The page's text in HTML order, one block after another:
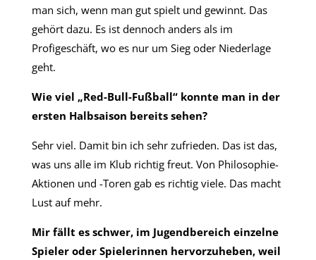
man sich, wenn man gut spielt und gewinnt. Das
gehört dazu. Es ist dennoch anders als im
Profigeschäft, wo es nur um Sieg oder Niederlage
geht.
Wie viel „Red-Bull-Fußball“ konnte man in der
ersten Halbsaison bereits sehen?
Sehr viel. Damit bin ich sehr zufrieden. Das ist das,
was uns alle im Klub richtig freut. Von Philosophie-
Aktionen und -Toren gab es richtig viele. Das macht
Lust auf mehr.
Mir fällt es schwer, im Jugendbereich einzelne
Spieler oder Spielerinnen hervorzuheben, weil